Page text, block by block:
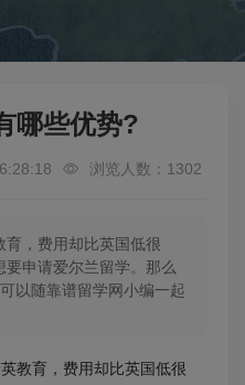
哪些优势?
浏览人数：1302
育，费用却比英国低很
申请爱尔兰留学。那么
以随靠谱留学网小编一起
育，费用却比英国低很